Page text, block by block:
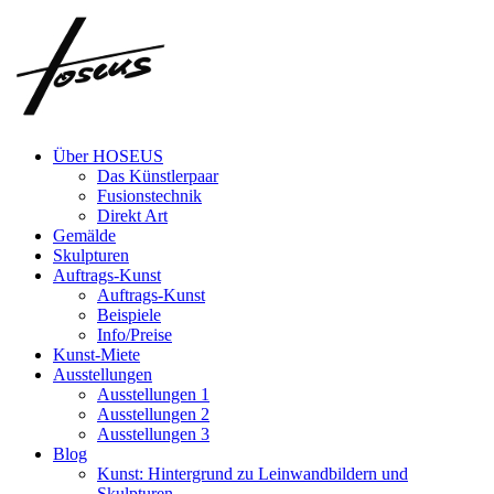
springen
Über HOSEUS
Das Künstlerpaar
Fusionstechnik
Direkt Art
Gemälde
Skulpturen
Auftrags-Kunst
Auftrags-Kunst
Beispiele
Info/Preise
Kunst-Miete
Ausstellungen
Ausstellungen 1
Ausstellungen 2
Ausstellungen 3
Blog
Kunst: Hintergrund zu Leinwandbildern und